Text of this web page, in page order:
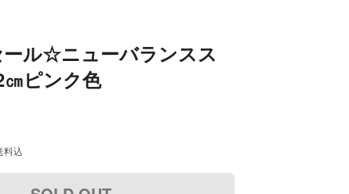
ル☆ニューバランスス
ピンク色
料込